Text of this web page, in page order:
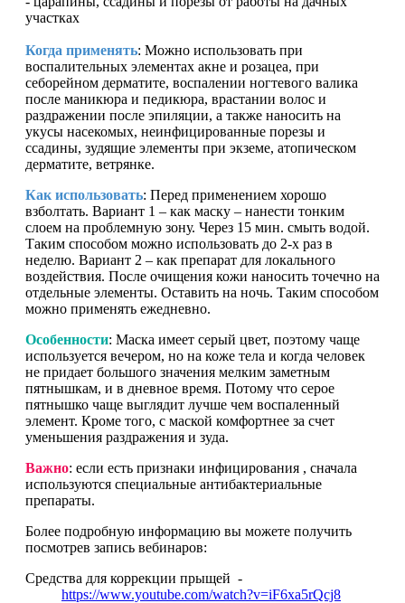
участках
Когда применять: Можно использовать при
воспалительных элементах акне и розацеа, при
себорейном дерматите, воспалении ногтевого валика
после маникюра и педикюра, врастании волос и
раздражении после эпиляции, а также наносить на
укусы насекомых, неинфицированные порезы и
ссадины, зудящие элементы при экземе, атопическом
дерматите, ветрянке.
Как использовать: Перед применением хорошо
взболтать. Вариант 1 – как маску – нанести тонким
слоем на проблемную зону. Через 15 мин. смыть водой.
Таким способом можно использовать до 2-х раз в
неделю. Вариант 2 – как препарат для локального
воздействия. После очищения кожи наносить точечно на
отдельные элементы. Оставить на ночь. Таким способом
можно применять ежедневно.
Особенности: Маска имеет серый цвет, поэтому чаще
используется вечером, но на коже тела и когда человек
не придает большого значения мелким заметным
пятнышкам, и в дневное время. Потому что серое
пятнышко чаще выглядит лучше чем воспаленный
элемент. Кроме того, с маской комфортнее за счет
уменьшения раздражения и зуда.
Важно: если есть признаки инфицирования , сначала
используются специальные антибактериальные
препараты.
Более подробную информацию вы можете получить
посмотрев запись вебинаров:
Средства для коррекции прыщей -
https://www.youtube.com/watch?v=iF6xa5rQcj8